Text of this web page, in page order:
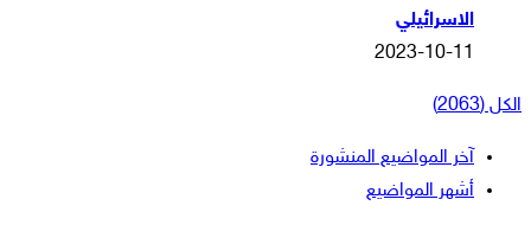
الاسرائيلي
2023-10-11
الكل (2063)
آخر المواضيع المنشورة
أشهر المواضيع